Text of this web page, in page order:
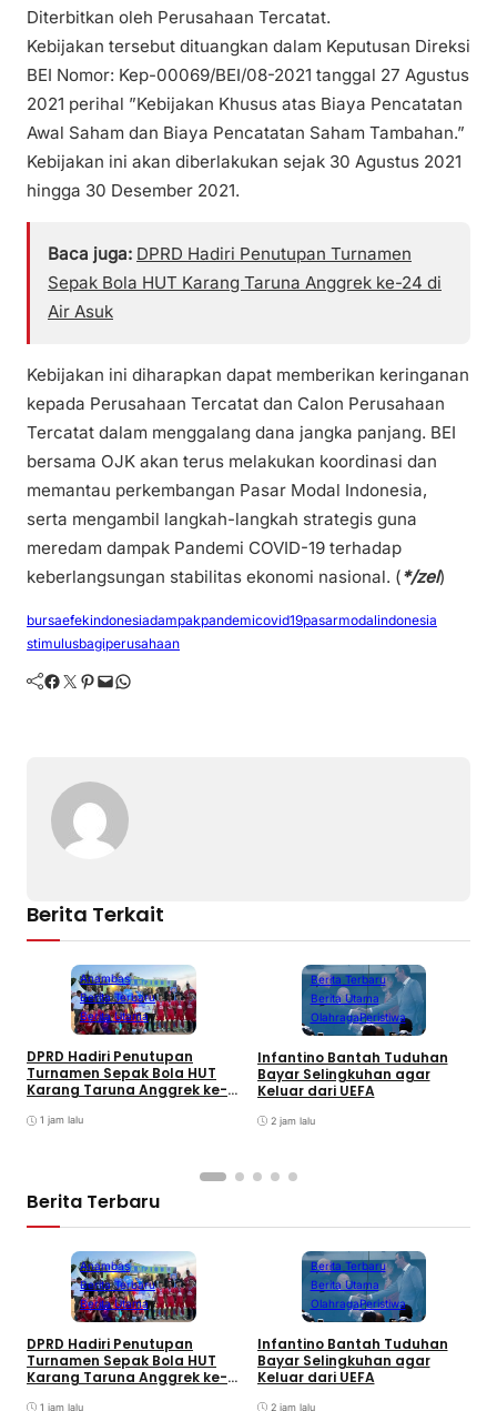
Diterbitkan oleh Perusahaan Tercatat.
Kebijakan tersebut dituangkan dalam Keputusan Direksi
BEI Nomor: Kep-00069/BEI/08-2021 tanggal 27 Agustus
2021 perihal ”Kebijakan Khusus atas Biaya Pencatatan
Awal Saham dan Biaya Pencatatan Saham Tambahan.”
Kebijakan ini akan diberlakukan sejak 30 Agustus 2021
hingga 30 Desember 2021.
Baca juga: DPRD Hadiri Penutupan Turnamen
Sepak Bola HUT Karang Taruna Anggrek ke-24 di
Air Asuk
Kebijakan ini diharapkan dapat memberikan keringanan
kepada Perusahaan Tercatat dan Calon Perusahaan
Tercatat dalam menggalang dana jangka panjang. BEI
bersama OJK akan terus melakukan koordinasi dan
memantau perkembangan Pasar Modal Indonesia,
serta mengambil langkah-langkah strategis guna
meredam dampak Pandemi COVID-19 terhadap
keberlangsungan stabilitas ekonomi nasional. (*/zel)
bursaefekindonesiadampakpandemicovid19pasarmodalindonesia
stimulusbagiperusahaan
Facebook Twitter Pinterest Mail WhatsApp
Berita Terkait
Anambas
Berita Terbaru
Berita Utama
DPRD Hadiri Penutupan
Turnamen Sepak Bola HUT
Karang Taruna Anggrek ke-
1 jam lalu
Berita Terbaru
Berita Utama
OlahragaPeristiwa
Infantino Bantah Tuduhan
Bayar Selingkuhan agar
Keluar dari UEFA
2 jam lalu
Berita Terbaru
Anambas
Berita Terbaru
Berita Utama
DPRD Hadiri Penutupan
Turnamen Sepak Bola HUT
Karang Taruna Anggrek ke-
1 jam lalu
Berita Terbaru
Berita Utama
OlahragaPeristiwa
Infantino Bantah Tuduhan
Bayar Selingkuhan agar
Keluar dari UEFA
2 jam lalu